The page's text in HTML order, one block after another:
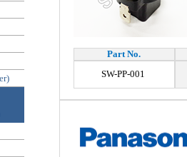
Part No.
SW-PP-001